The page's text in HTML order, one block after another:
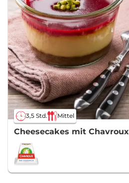
3,5 Std. Mittel
Cheesecakes mit Chavroux